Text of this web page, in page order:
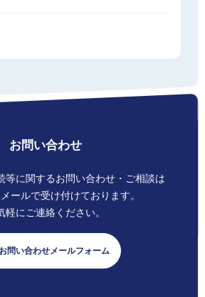
お問い合わせ
等に関する お問い合わせ・ご相談は
ールで受け付けております。
軽にご連絡ください。
お問い合わせメールフォーム